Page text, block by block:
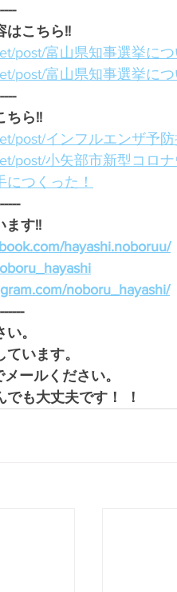
はこちら!!
post/富山県知事選挙につ
post/富山県知事選挙に
ちら!!
post/インフルエンザ予
post/小矢部市新型コロ
つくった！
ます!!
hayashi.noboruu/
noboru_hayashi/
い。
います。
ールください。
も大丈夫です！ ！